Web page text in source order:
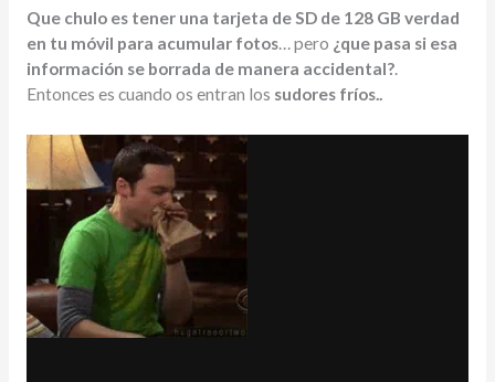
Que chulo es tener una tarjeta de SD de 128 GB verdad
en tu móvil para acumular fotos… pero ¿que pasa si esa
información se borrada de manera accidental?.
Entonces es cuando os entran los sudores fríos..